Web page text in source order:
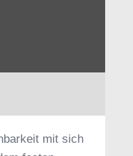
mit sich